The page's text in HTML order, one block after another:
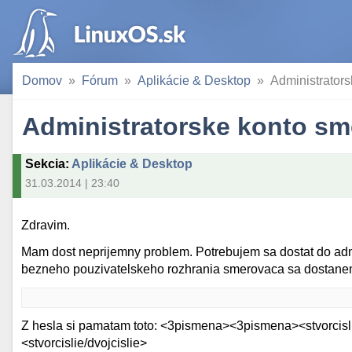
Domov Fórum Aplikácie & Desktop
Administratorske konto
Sekcia: Aplikácie & Desktop
31.03.2014 | 23:40
Zdravim.
Mam dost neprijemny problem. Potrebujem sa dostat do
bezneho pouzivatelskeho rozhrania smerovaca sa
Z hesla si pamatam toto:
<stvorcislie/dvojcislie>